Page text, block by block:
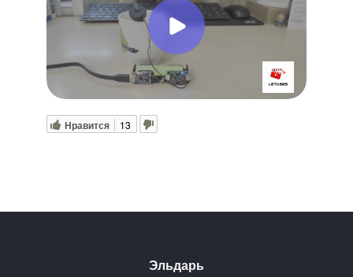
Нравится 13
Эльдарь